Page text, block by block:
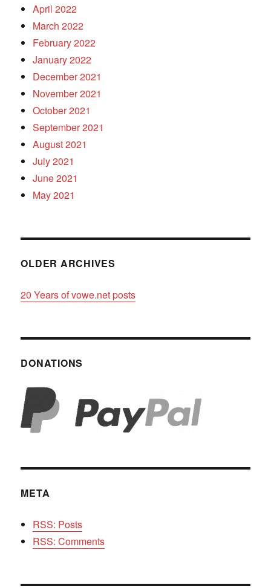
April 2022
March 2022
February 2022
January 2022
December 2021
November 2021
October 2021
September 2021
August 2021
July 2021
June 2021
May 2021
OLDER ARCHIVES
20 Years of vowe.net posts
DONATIONS
META
RSS: Posts
RSS: Comments